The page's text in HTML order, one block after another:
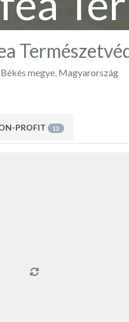
Békés megye, Magyarország
PROFIT 12